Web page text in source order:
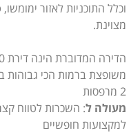
וכלל התוכניות לאזור
מצוינת.
הדירה המדוברת הינה דירת 60 מטר מחולקת ל2 חדרים
משופצת ברמות הכי גבוהות
2 מרפסות
מעולה ל: השכרות לטווח
למקצועות חופשיים